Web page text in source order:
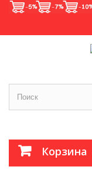
Корзина